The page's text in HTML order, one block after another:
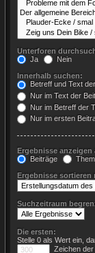
Unterforen
Ja
Nein
Innerhalb suchen:
Betreff und Text
Nur im Text der
Nur im Betreff der
Nur im ersten
Ergebnisse anzeigen
Beiträge
Ergebnisse sortieren
Suchzeitraum
Die ersten:
Stelle 0 als Wert ein,
Zeichen